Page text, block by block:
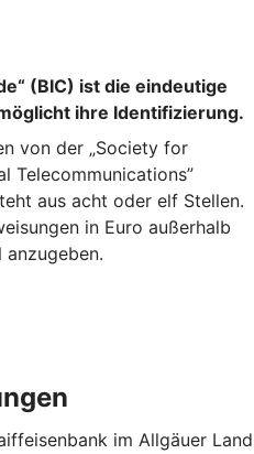
(BIC) ist die eindeutige
ihre Identifizierung.
von der „Society for
Telecommunications”
aus acht oder elf Stellen.
in Euro außerhalb
anzugeben.
im Allgäuer Land